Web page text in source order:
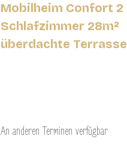
Mobilheim Confort 2
Schlafzimmer 28m²
überdachte Terrasse
An anderen Terminen verfügbar